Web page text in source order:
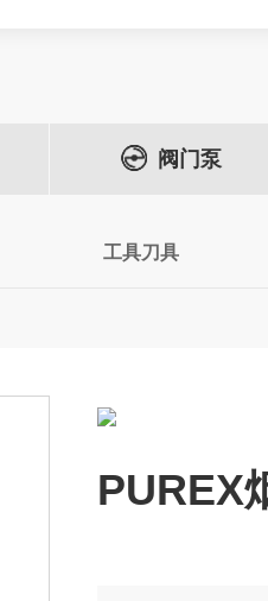
阀门泵
工具刀具
PUREX